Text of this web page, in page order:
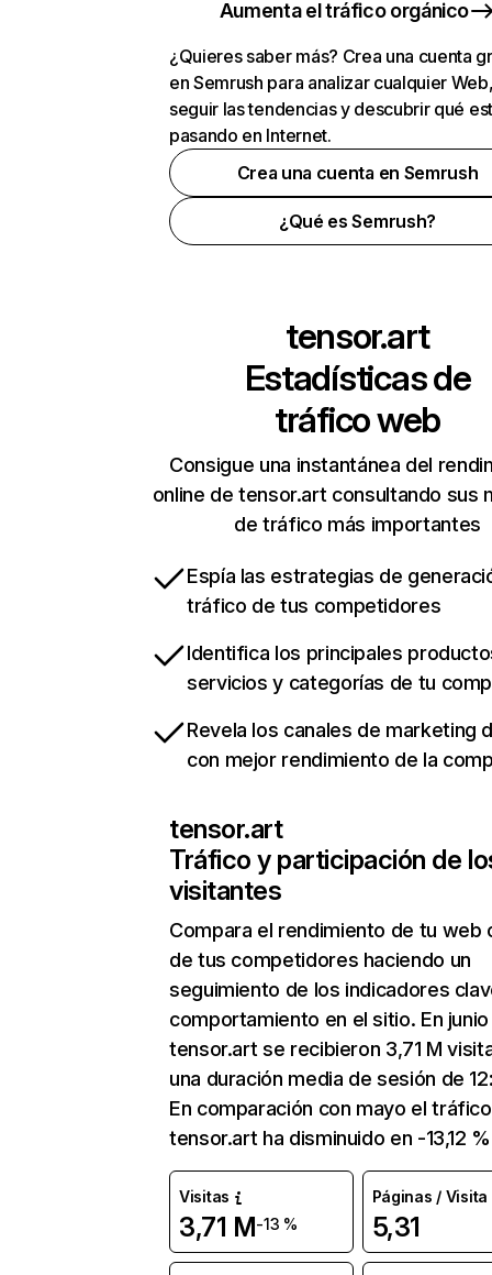
Aumenta el tráfico orgánico
¿Quieres saber más? Crea una cuenta
en Semrush para analizar cualquier
seguir las tendencias y descubrir qué
pasando en Internet.
Crea una cuenta en Semrush
¿Qué es Semrush?
tensor.art
Estadísticas de
tráfico web
Consigue una instantánea del
online de tensor.art consultando sus
de tráfico más importantes
Espía las estrategias de
tráfico de tus competidores
Identifica los principales
servicios y categorías de tu
Revela los canales de marketing
con mejor rendimiento de la
tensor.art
Tráfico y participación de
visitantes
Compara el rendimiento de tu web
de tus competidores haciendo un
seguimiento de los indicadores
comportamiento en el sitio. En junio
tensor.art se recibieron 3,71 M
una duración media de sesión de
En comparación con mayo el
tensor.art ha disminuido en -13,12
Visitas
3,71 M-13 %
Páginas / Visita
5,31